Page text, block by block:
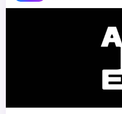
・AIツールの活用に前向きな方
・段取り・気配りが得意で、
・将来PM・プロデューサーを